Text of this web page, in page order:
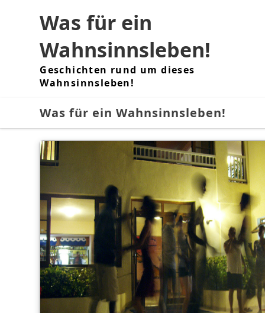
Was für ein
Wahnsinnsleben!
Geschichten rund um dieses
Wahnsinnsleben!
Was für ein Wahnsinnsleben!